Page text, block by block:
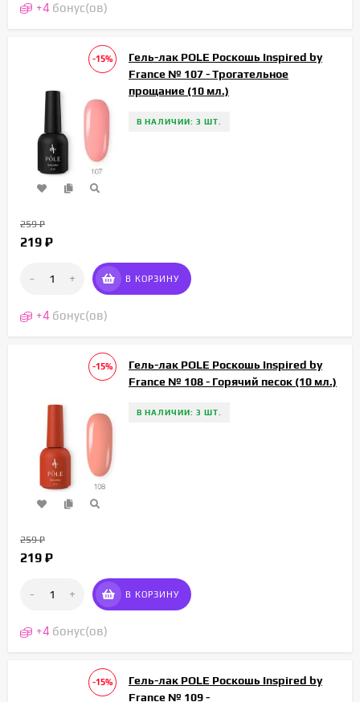
+4 бонус(ов)
-15%
Гель-лак POLE Роскошь Inspired by
France № 107 - Трогательное
прощание (10 мл.)
В НАЛИЧИИ: 3 ШТ.
259₽
219 ₽
- + В КОРЗИНУ
+4 бонус(ов)
-15%
Гель-лак POLE Роскошь Inspired by
France № 108 - Горячий песок (10 мл.)
В НАЛИЧИИ: 3 ШТ.
259₽
219 ₽
- + В КОРЗИНУ
+4 бонус(ов)
-15%
Гель-лак POLE Роскошь Inspired by
France № 109 -